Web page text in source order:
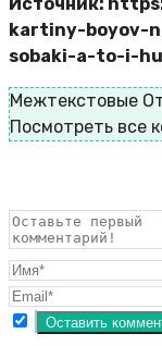
kartiny-boyov-
sobaki-a-to-i-
Межтекстовые
Посмотреть все